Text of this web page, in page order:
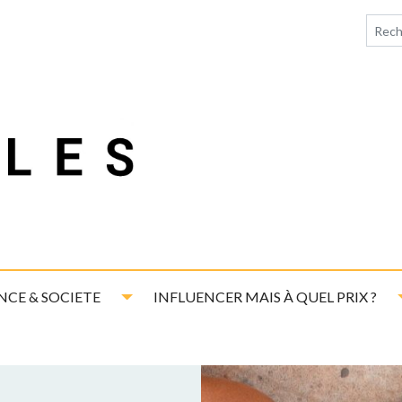
& SOCIETE Toggle Dropdown
INFLUENCER MAIS À QUEL PRIX ?